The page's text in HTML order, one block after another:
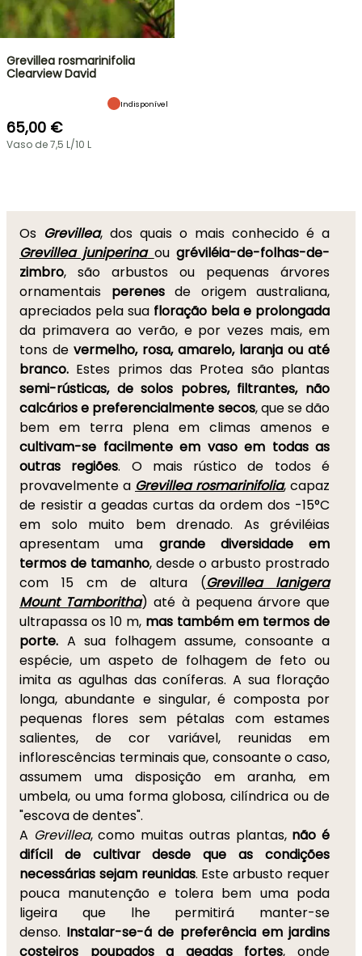
Grevillea rosmarinifolia
Clearview David
Indisponível
65,00 €
Vaso de 7,5 L/10 L
Os Grevillea, dos quais o mais conhecido é a
Grevillea juniperina ougréviléia-de-folhas-de-
zimbro, são arbustos ou pequenas árvores
ornamentais perenesde origem australiana,
apreciados pela sua floração bela e prolongada
da primavera ao verão, e por vezes mais, em
tons de vermelho, rosa, amarelo, laranja ou até
branco. Estes primos das Protea são plantas
semi-rústicas, de solos pobres, filtrantes, não
calcários e preferencialmente secos, que se dão
bem em terra plena em climas amenos e
cultivam-se facilmente em vaso em todas as
outras regiões. O mais rústico de todos é
provavelmente a Grevillea rosmarinifolia, capaz
de resistir a geadas curtas da ordem dos -15°C
em solo muito bem drenado. As gréviléias
apresentam uma grande diversidade em
termos de tamanho, desde o arbusto prostrado
com 15 cm de altura (Grevillea lanigera
Mount Tamboritha) até à pequena árvore que
ultrapassa os 10 m, mas também em termos de
porte. A sua folhagem assume, consoante a
espécie, um aspeto de folhagem de feto ou
imita as agulhas das coníferas. A sua floração
longa, abundante e singular, é composta por
pequenas flores sem pétalas com estames
salientes, de cor variável, reunidas em
inflorescências terminais que, consoante o caso,
assumem uma disposição em aranha, em
umbela, ou uma forma globosa, cilíndrica ou de
"escova de dentes".
A Grevillea, como muitas outras plantas, não é
difícil de cultivar desde que as condições
necessárias sejam reunidas. Este arbusto requer
pouca manutenção e tolera bem uma poda
ligeira que lhe permitirá manter-se
denso. Instalar-se-á de preferência em jardins
costeiros poupados a geadas fortes, onde